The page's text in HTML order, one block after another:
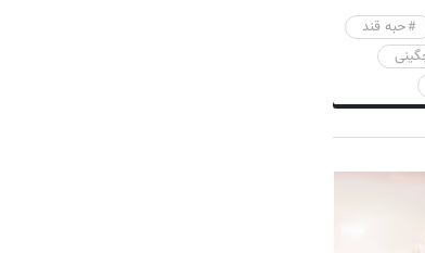
حبه قند